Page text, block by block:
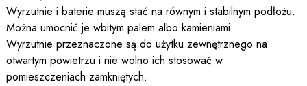
Wyrzutnie i baterie muszą stać na równym i stabilnym podłożu.
Można umocnić je wbitym palem albo kamieniami.
Wyrzutnie przeznaczone są do użytku zewnętrznego na
otwartym powietrzu i nie wolno ich stosować w
pomieszczeniach zamkniętych.